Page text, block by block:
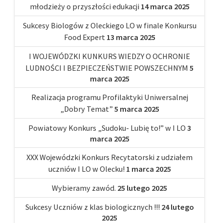
młodzieży o przyszłości edukacji 14 marca 2025
Sukcesy Biologów z Oleckiego LO w finale Konkursu
Food Expert 13 marca 2025
I WOJEWÓDZKI KUNKURS WIEDZY O OCHRONIE
LUDNOŚCI I BEZPIECZEŃSTWIE POWSZECHNYM 5
marca 2025
Realizacja programu Profilaktyki Uniwersalnej
„Dobry Temat” 5 marca 2025
Powiatowy Konkurs „Sudoku- Lubię to!” w I LO 3
marca 2025
XXX Wojewódzki Konkurs Recytatorski z udziałem
uczniów I LO w Olecku! 1 marca 2025
Wybieramy zawód. 25 lutego 2025
Sukcesy Uczniów z klas biologicznych !!! 24 lutego
2025